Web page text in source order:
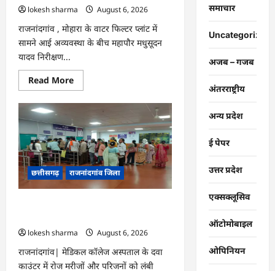
कंपनी…
lokesh sharma
August 6, 2026
राजनांदगांव , मोहारा के वाटर फिल्टर प्लांट में
सामने आई अव्यवस्था के बीच महापौर मधुसूदन
यादव निरीक्षण...
Read MoreRead
more
राजनांदगांव
महापौर
ने
फिल्टर
प्लांट
संचालक
से
कहा-
व्यवस्था
दुरुस्त
छत्तीसगढ़ राजनांदगांव जिला
lokesh sharma
August 6, 2026
राजनांदगांव| मेडिकल कॉलेज अस्पताल के दवा
काउंटर में रोज मरीजों और परिजनों को लंबी
समाचार
Uncategorized
अजब – गजब
अंतरराष्ट्रीय
अन्य प्रदेश
ई पेपर
उत्तर प्रदेश
एक्सक्लूसिव
ऑटोमोबाइल
ओपिनियन